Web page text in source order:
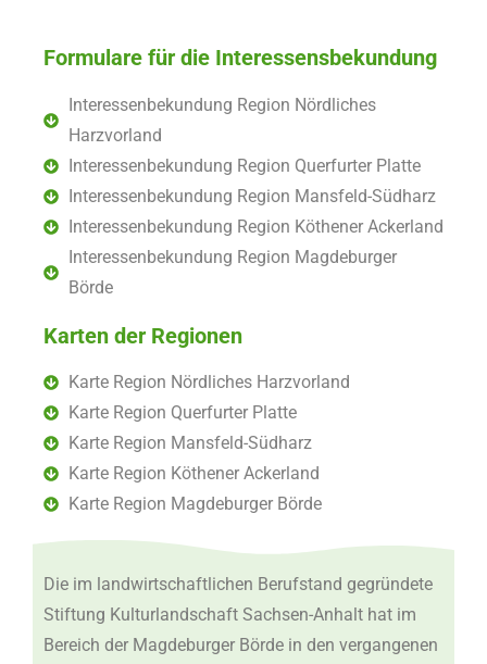
Formulare für die Interessensbekundung
Interessenbekundung Region Nördliches
Harzvorland
Interessenbekundung Region Querfurter Platte
Interessenbekundung Region Mansfeld-Südharz
Interessenbekundung Region Köthener Ackerland
Interessenbekundung Region Magdeburger
Börde
Karten der Regionen
Karte Region Nördliches Harzvorland
Karte Region Querfurter Platte
Karte Region Mansfeld-Südharz
Karte Region Köthener Ackerland
Karte Region Magdeburger Börde
Die im landwirtschaftlichen Berufstand gegründete
Stiftung Kulturlandschaft Sachsen-Anhalt hat im
Bereich der Magdeburger Börde in den vergangenen